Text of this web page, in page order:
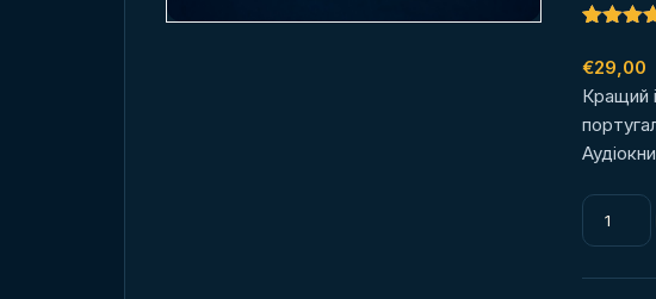
out of 5
based on
rating
€29,00
Кращий